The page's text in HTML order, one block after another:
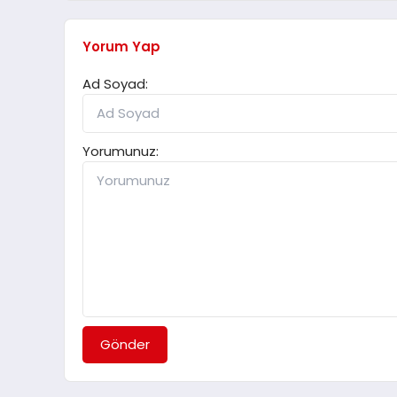
Yorum Yap
Ad Soyad:
Yorumunuz:
Gönder